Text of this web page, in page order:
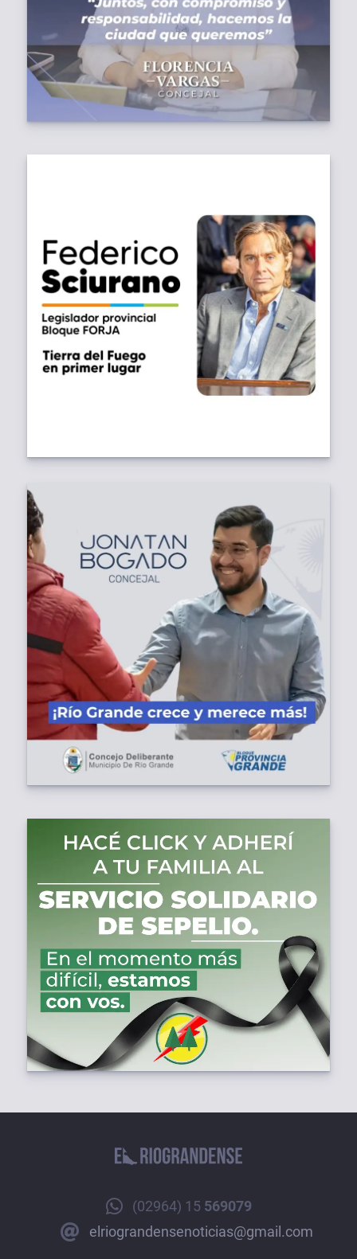
(02964) 15 569079
elriograndensenoticias@gmail.com